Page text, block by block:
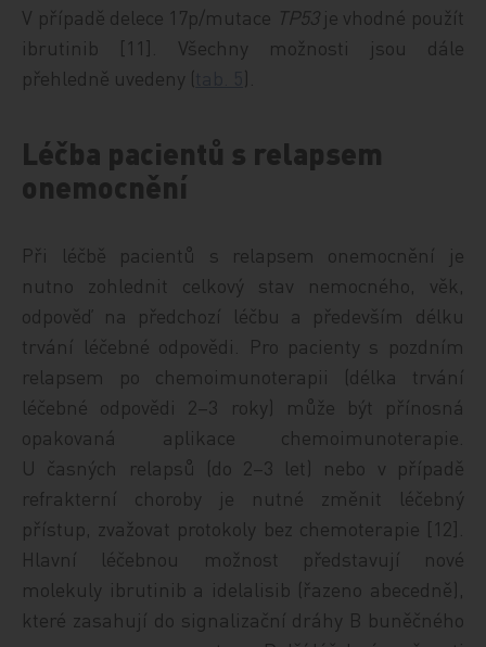
V případě delece 17p/mutace TP53 je vhodné použít
ibrutinib [11]. Všechny možnosti jsou dále
přehledně uvedeny (
).
Léčba pacientů s relapsem
onemocnění
Při léčbě pacientů s relapsem onemocnění je
nutno zohlednit celkový stav nemocného, věk,
odpověď na předchozí léčbu a především délku
trvání léčebné odpovědi. Pro pacienty s pozdním
relapsem po chemoimunoterapii (délka trvání
léčebné odpovědi 2–3 roky) může být přínosná
opakovaná aplikace chemoimunoterapie.
U časných relapsů (do 2–3 let) nebo v případě
refrakterní choroby je nutné změnit léčebný
přístup, zvažovat protokoly bez chemoterapie [12].
Hlavní léčebnou možnost představují nové
molekuly ibrutinib a idelalisib (řazeno abecedně),
které zasahují do signalizační dráhy B buněčného